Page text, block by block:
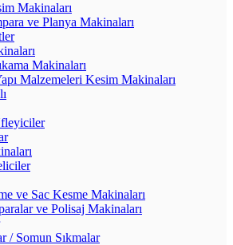
Makinaları
ve Planya Makinaları
Makinaları
Malzemeleri Kesim Makinaları
ve Sac Kesme Makinaları
ve Polisaj Makinaları
/ Somun Sıkmalar